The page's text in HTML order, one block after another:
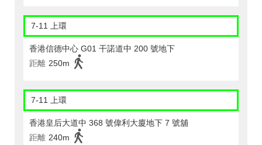
7-11 上環
香港信德中心 G01 干諾道中 200 號地下
距離 250m
7-11 上環
香港皇后大道中 368 號偉利大廈地下 7 號舖
距離 240m